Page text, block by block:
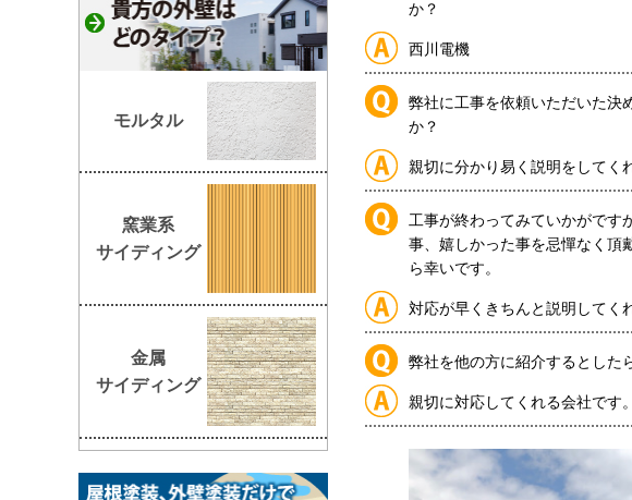
か？
西川電機
弊社に工事を依頼いただいた決
か？
親切に分かり易く説明をしてく
工事が終わってみていかがです
事、嬉しかった事を忌憚なく頂
ら幸いです。
対応が早くきちんと説明してく
弊社を他の方に紹介するとした
親切に対応してくれる会社です。
モルタル
窯業系
サイディング
金属
サイディング